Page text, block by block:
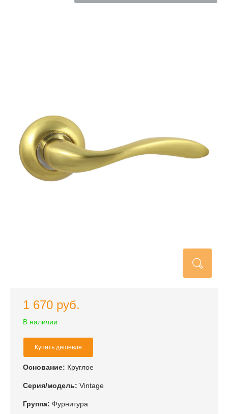
1 670 руб.
В наличии
Купить дешевле
Основание: Круглое
Серия/модель: Vintage
Группа: Фурнитура